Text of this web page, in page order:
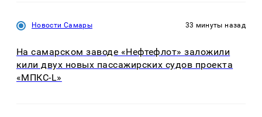
Новости Самары 33 минуты назад
На самарском заводе «Нефтефлот» заложили
кили двух новых пассажирских судов проекта
«МПКС-L»